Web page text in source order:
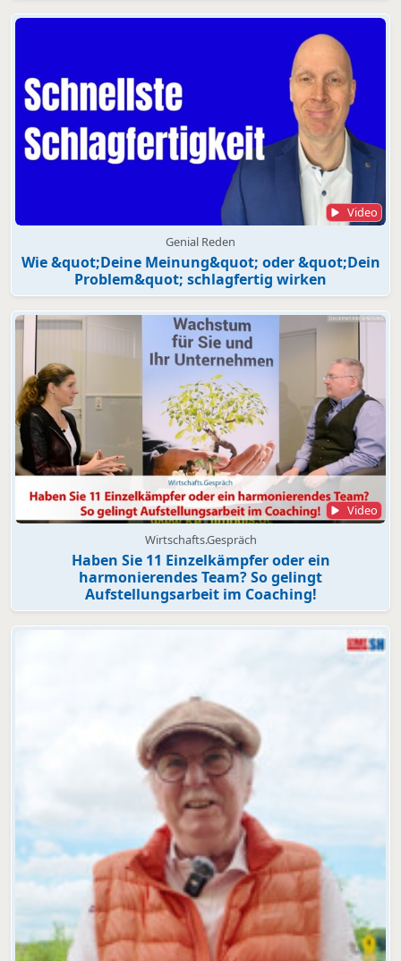
Video
Genial Reden
Wie &quot;Deine Meinung&quot; oder &quot;Dein
Problem&quot; schlagfertig wirken
Video
Wirtschafts.Gespräch
Haben Sie 11 Einzelkämpfer oder ein
harmonierendes Team? So gelingt
Aufstellungsarbeit im Coaching!